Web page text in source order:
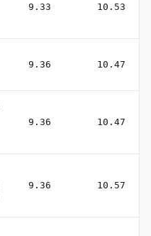
9.33 10.53
9.36 10.47
9.36 10.47
9.36 10.57